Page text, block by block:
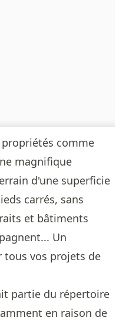
comme
magnifique
d'une superficie
carrés, sans
et bâtiments
Un
tous vos projets de
partie du répertoire
en raison de